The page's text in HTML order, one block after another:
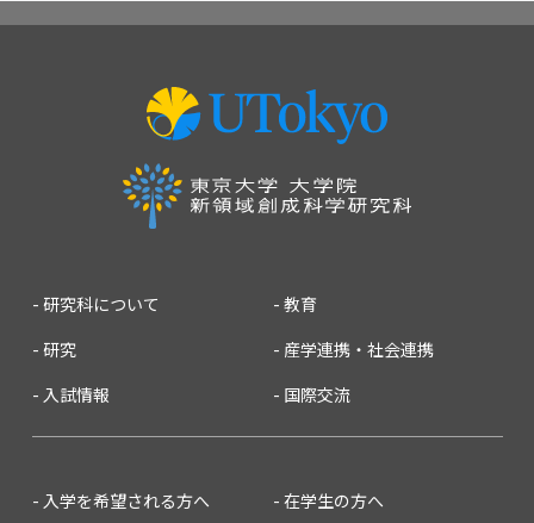
研究科について
教育
研究
産学連携・社会連携
入試情報
国際交流
入学を希望される方へ 在学生の方へ